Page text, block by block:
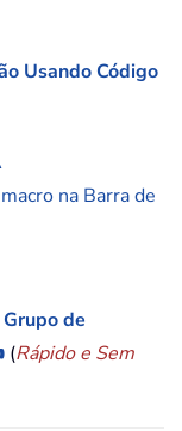
Usando Código
na Barra de
de
(Rápido e Sem